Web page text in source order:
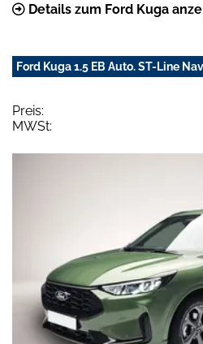
Details zum Ford Kuga
Ford Kuga 1.5 EB Auto. ST-Line
Preis:
MWSt: